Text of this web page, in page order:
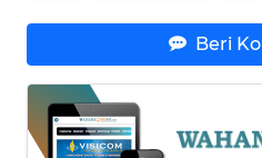
Beri
PURWAKARTA
WN
PRIANGAN